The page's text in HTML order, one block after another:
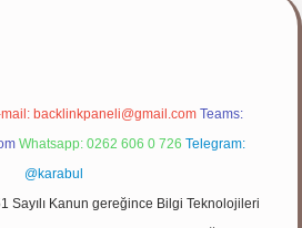
mail: backlinkpaneli@gmail.com Teams:
Whatsapp: 0262 606 0 726 Telegram:
@karabul
Sayılı Kanun gereğince Bilgi Teknolojileri